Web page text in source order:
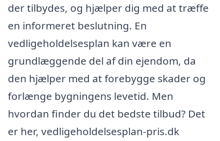
der tilbydes, og hjælper dig med at træffe
en informeret beslutning. En
vedligeholdelsesplan kan være en
grundlæggende del af din ejendom, da
den hjælper med at forebygge skader og
forlænge bygningens levetid. Men
hvordan finder du det bedste tilbud? Det
er her, vedligeholdelsesplan-pris.dk